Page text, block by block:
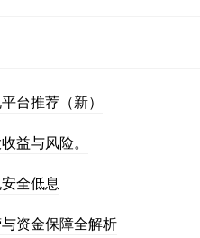
台推荐（新）
益与风险。
全低息
资金保障全解析